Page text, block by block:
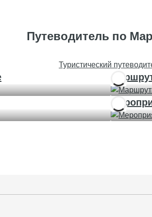
Путеводитель по
Туристический